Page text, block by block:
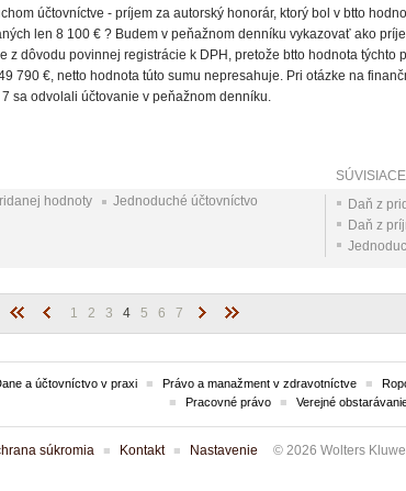
účtovníctve - príjem za autorský honorár, ktorý bol v btto
len 8 100 € ? Budem v peňažnom denníku vykazovať ako
z dôvodu povinnej registrácie k DPH, pretože btto hodnota týchto
790 €, netto hodnota túto sumu nepresahuje. Pri otázke na
sa odvolali účtovanie v peňažnom denníku.
hodnoty
Jednoduché účtovníctvo
Daň z
Daň z
1 2 3 4 5 6 7
a účtovníctvo v praxi Právo a manažment v zdravotníctve
Pracovné právo
Verejné
súkromia Kontakt
Nastavenie
© 2026 Wolters